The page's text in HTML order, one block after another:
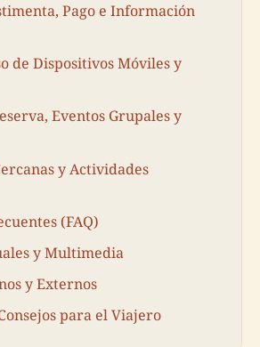
Pago e Información
de Dispositivos Móviles y
Eventos Grupales y
y Actividades
(FAQ)
y Multimedia
y Externos
para el Viajero